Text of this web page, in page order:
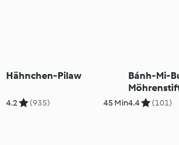
Hähnchen-Pilaw
4.2 (935) 45 Min
Bánh-Mi-
4.4 (101)